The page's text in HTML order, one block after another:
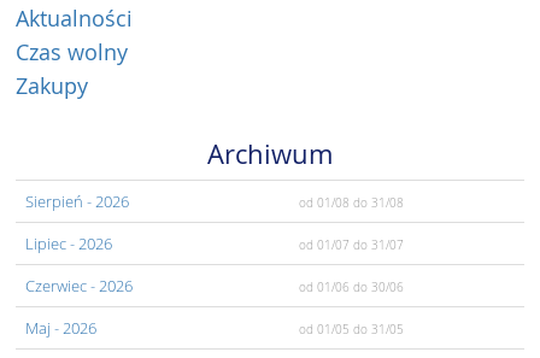
Aktualności
Czas wolny
Zakupy
Archiwum
Sierpień - 2026 od 01/08 do 31/08
Lipiec- 2026 od 01/07 do 31/07
Czerwiec- 2026 od 01/06 do 30/06
Maj - 2026 od 01/05 do 31/05